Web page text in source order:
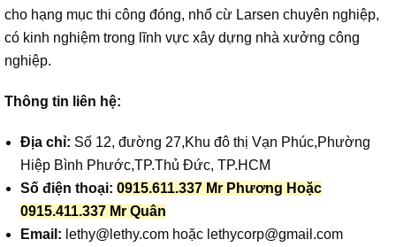
cho hạng mục thi công đóng, nhổ cừ Larsen chuyên nghiệp,
có kinh nghiệm trong lĩnh vực xây dựng nhà xưởng công
nghiệp.
Thông tin liên hệ:
Địa chỉ: Số 12, đường 27,Khu đô thị Vạn Phúc,Phường
Hiệp Bình Phước,TP.Thủ Đức, TP.HCM
Số điện thoại: 0915.611.337 Mr Phương Hoặc
0915.411.337 Mr Quân
Email: lethy@lethy.com hoặc lethycorp@gmail.com